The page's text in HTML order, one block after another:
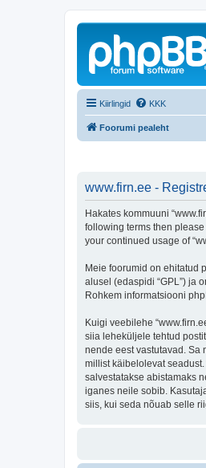
Kiirlingid KKK
Foorumi pealeht
www.firn.ee -
Hakates kommuuni
following terms then
your continued usage of
Meie foorumid on ehitatud
alusel (edaspidi “GPL”) ja
Rohkem informatsiooni
Kuigi veebilehe
siia leheküljele tehtud
nende eest vastutavad. Sa
millist käibelolevat
salvestatakse abistamaks
iganes neile sobib.
siis, kui seda nõuab selle